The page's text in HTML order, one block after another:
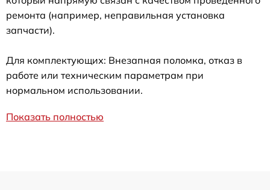
ремонта (например, неправильная установка
запчасти).
Для комплектующих: Внезапная поломка, отказ в
работе или техническим параметрам при
нормальном использовании.
Показать полностью